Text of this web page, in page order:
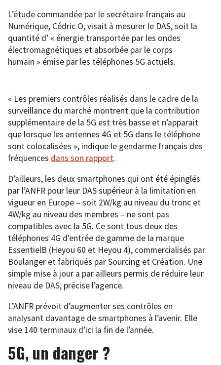
L’étude commandée par le secrétaire français au
Numérique, Cédric O, visait à mesurer le DAS, soit la
quantité d’ « énergie transportée par les ondes
électromagnétiques et absorbée par le corps
humain » émise par les téléphones 5G actuels.
« Les premiers contrôles réalisés dans le cadre de la
surveillance du marché montrent que la contribution
supplémentaire de la 5G est très basse et n’apparait
que lorsque les antennes 4G et 5G dans le téléphone
sont colocalisées », indique le gendarme français des
fréquences dans son rapport.
D’ailleurs, les deux smartphones qui ont été épinglés
par l’ANFR pour leur DAS supérieur à la limitation en
vigueur en Europe – soit 2W/kg au niveau du tronc et
4W/kg au niveau des membres – ne sont pas
compatibles avec la 5G. Ce sont tous deux des
téléphones 4G d’entrée de gamme de la marque
EssentielB (Heyou 60 et Heyou 4), commercialisés par
Boulanger et fabriqués par Sourcing et Création. Une
simple mise à jour a par ailleurs permis de réduire leur
niveau de DAS, précise l’agence.
L’ANFR prévoit d’augmenter ses contrôles en
analysant davantage de smartphones à l’avenir. Elle
vise 140 terminaux d’ici la fin de l’année.
5G, un danger ?